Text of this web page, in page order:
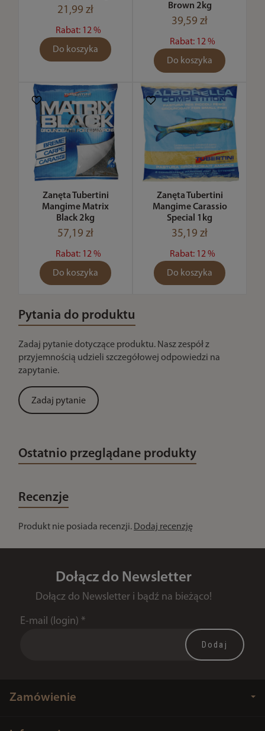
21,99 zł
Rabat: 12 %
Do koszyka
Brown 2kg
39,59 zł
Rabat: 12 %
Do koszyka
Zanęta Tubertini
Mangime Matrix
Black 2kg
57,19 zł
Rabat: 12 %
Do koszyka
Zanęta Tubertini
Mangime Carassio
Special 1kg
35,19 zł
Rabat: 12 %
Do koszyka
Pytania do produktu
Zadaj pytanie dotyczące produktu. Nasz zespół z
przyjemnością udzieli szczegółowej odpowiedzi na
zapytanie.
Zadaj pytanie
Ostatnio przeglądane produkty
Recenzje
Produkt nie posiada recenzji. Dodaj recenzję
Dołącz do Newsletter
Dołącz do Newsletter i bądź na bieżąco!
E-mail (login) *
Zamówienie